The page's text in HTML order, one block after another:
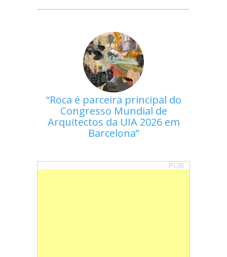
Roca é parceira principal do
Congresso Mundial de
Arquitectos da UIA 2026 em
Barcelona
PUB